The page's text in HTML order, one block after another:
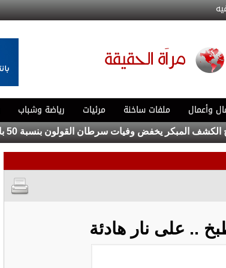
وأعمال ملفات ساخنة مرئيات رياضة وشباب
يخفض وفيات سرطان القولون بنسبة 50 بالمئة
.. على نار هادئة